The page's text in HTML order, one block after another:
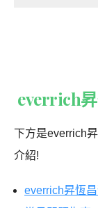
everrich
下方是everrich
介紹!
everrich昇恆